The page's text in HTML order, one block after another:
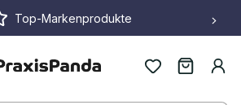
Top-Markenprodukte